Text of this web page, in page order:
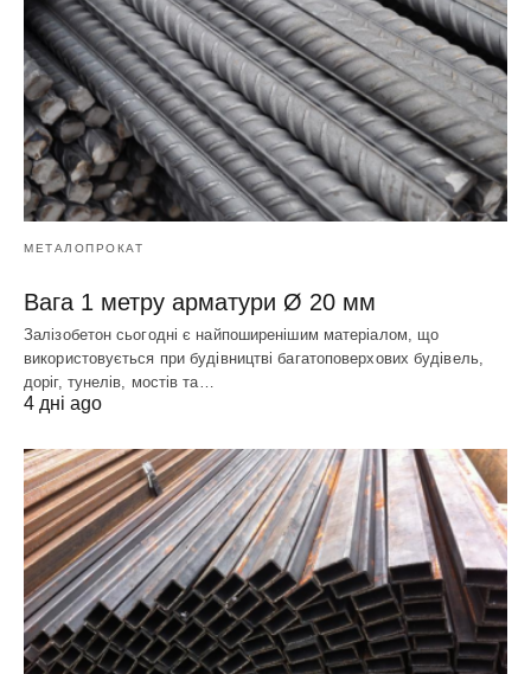
МЕТАЛОПРОКАТ
Вага 1 метру арматури Ø 20 мм
Залізобетон сьогодні є найпоширенішим матеріалом, що
використовується при будівництві багатоповерхових будівель,
доріг, тунелів, мостів та…
4 дні ago